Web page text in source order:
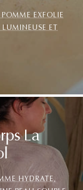
EXFOLIE
ET
La
HYDRATE,